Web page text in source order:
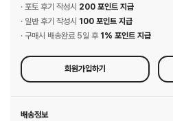
· 포토 후기 작성시 200 포인트 지급
· 일반 후기 작성시 100 포인트 지급
· 구매시 배송완료 5일 후 1% 포인트 지급
회원가입하기
배송정보